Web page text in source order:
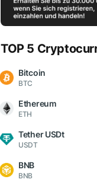
TOP 5
Bitcoin
BTC
Ethereum
ETH
Tether USDt
USDT
BNB
BNB